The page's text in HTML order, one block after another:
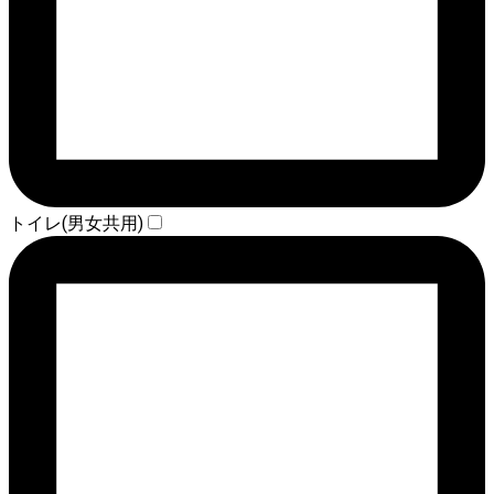
トイレ(男女共用)